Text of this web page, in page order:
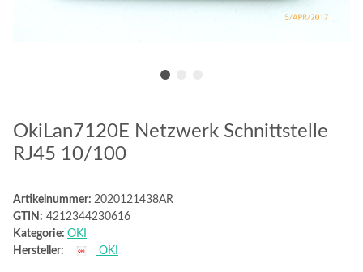
OkiLan7120E Netzwerk Schnittstelle
RJ45 10/100
Artikelnummer: 2020121438AR
GTIN: 4212344230616
Kategorie: OKI
Hersteller:
OKI